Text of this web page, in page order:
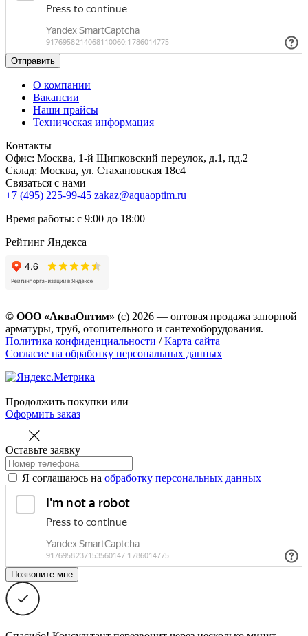
Отправить
О компании
Вакансии
Наши прайсы
Техническая информация
Контакты
Офис: Москва, 1-й Щипковский переулок, д.1, пд.2
Склад: Москва, ул. Стахановская 18с4
Связаться с нами
+7 (495) 225-99-45 zakaz@aquaoptim.ru
Время работы: с 9:00 до 18:00
Рейтинг Яндекса
© ООО «АкваОптим» (с) 2026 — оптовая продажа запорной
арматуры, труб, отопительного и сантехоборудования.
Политика конфиденциальности /Карта сайта
Согласие на обработку персональных данных
Продолжить покупки или
Оформить заказ
Оставьте заявку
Я соглашаюсь на обработку персональных данных